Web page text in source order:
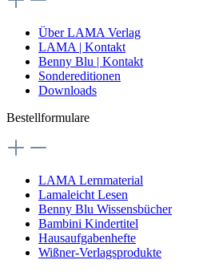
Über LAMA Verlag
LAMA | Kontakt
Benny Blu | Kontakt
Sondereditionen
Downloads
Bestellformulare
LAMA Lernmaterial
Lamaleicht Lesen
Benny Blu Wissensbücher
Bambini Kindertitel
Hausaufgabenhefte
Wißner-Verlagsprodukte